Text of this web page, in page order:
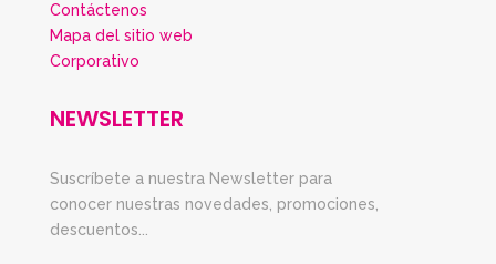
Contáctenos
Mapa del sitio web
Corporativo
NEWSLETTER
Suscríbete a nuestra Newsletter para
conocer nuestras novedades, promociones,
descuentos...